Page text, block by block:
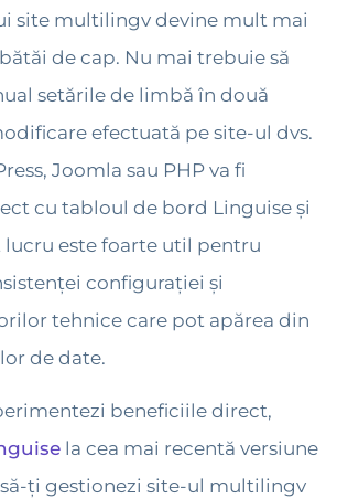
site multilingv devine mult mai
de cap. Nu mai trebuie să
setările de limbă în două
efectuată pe site-ul dvs.
Joomla sau PHP va fi
cu tabloul de bord Linguise și
lucru este foarte util pentru
configurației și
tehnice care pot apărea din
de date.
beneficiile direct,
la cea mai recentă versiune
ți gestionezi site-ul multilingv